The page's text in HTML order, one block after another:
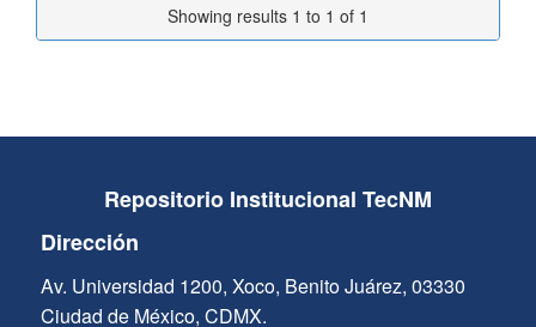
Showing results 1 to 1 of 1
Repositorio Institucional TecNM
Dirección
Av. Universidad 1200, Xoco, Benito Juárez, 03330
Ciudad de México, CDMX.